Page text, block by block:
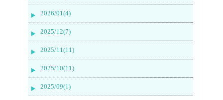
2026/01(4)
2025/12(7)
2025/11(11)
2025/10(11)
2025/09(1)